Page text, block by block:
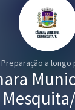
Preparação a longo